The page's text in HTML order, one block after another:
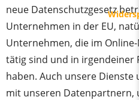
neue Datenschutzgesetz
Unternehmen in der EU,
Unternehmen, die im
tätig sind und in irgendeiner
haben. Auch unsere
mit unseren Datenpartnern,